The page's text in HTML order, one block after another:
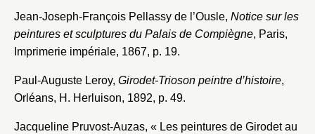
Jean-Joseph-François Pellassy de l’Ousle, Notice sur les
peintures et sculptures du Palais de Compiègne, Paris,
Imprimerie impériale, 1867, p. 19.
Paul-Auguste Leroy, Girodet-Trioson peintre d’histoire,
Orléans, H. Herluison, 1892, p. 49.
Jacqueline Pruvost-Auzas, « Les peintures de Girodet au
Choix du dossier où ajouter la
notice
Nom du dossier
Connexion